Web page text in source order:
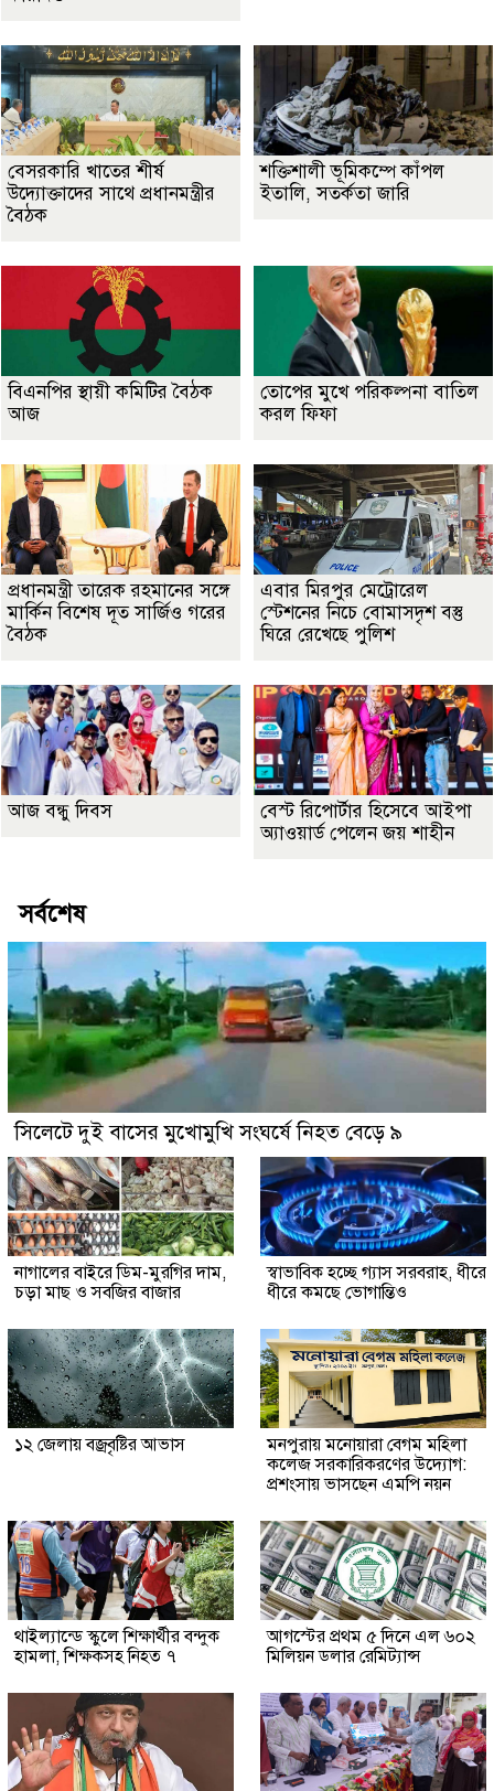
বেসরকারি খাতের শীর্ষ
উদ্যোক্তাদের সাথে প্রধানমন্ত্রীর
বৈঠক
শক্তিশালী ভূমিকম্পে কাঁপল
ইতালি, সতর্কতা জারি
বিএনপির স্থায়ী কমিটির বৈঠক
আজ
তোপের মুখে পরিকল্পনা বাতিল
করল ফিফা
প্রধানমন্ত্রী তারেক রহমানের সঙ্গে
মার্কিন বিশেষ দূত সার্জিও গরের
বৈঠক
এবার মিরপুর মেট্রোরেল
স্টেশনের নিচে বোমাসদৃশ বস্তু
ঘিরে রেখেছে পুলিশ
আজ বন্ধু দিবস
বেস্ট রিপোর্টার হিসেবে আইপা
অ্যাওয়ার্ড পেলেন জয় শাহীন
সর্বশেষ
সিলেটে দুই বাসের মুখোমুখি সংঘর্ষে নিহত বেড়ে ৯
নাগালের বাইরে ডিম-মুরগির দাম,
চড়া মাছ ও সবজির বাজার
স্বাভাবিক হচ্ছে গ্যাস সরবরাহ, ধীরে
ধীরে কমছে ভোগান্তিও
১২ জেলায় বজ্রবৃষ্টির আভাস
মনপুরায় মনোয়ারা বেগম মহিলা
কলেজ সরকারিকরণের উদ্যোগ:
প্রশংসায় ভাসছেন এমপি নয়ন
থাইল্যান্ডে স্কুলে শিক্ষার্থীর বন্দুক
হামলা, শিক্ষকসহ নিহত ৭
আগস্টের প্রথম ৫ দিনে এল ৬০২
মিলিয়ন ডলার রেমিট্যান্স